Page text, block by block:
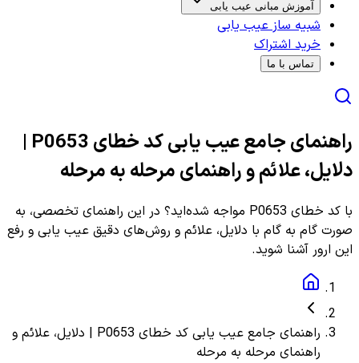
آموزش مبانی عیب یابی
شبیه ساز عیب یابی
خرید اشتراک
تماس با ما
راهنمای جامع عیب یابی کد خطای P0653 |
دلایل، علائم و راهنمای مرحله به مرحله
با کد خطای P0653 مواجه شده‌اید؟ در این راهنمای تخصصی، به
صورت گام به گام با دلایل، علائم و روش‌های دقیق عیب یابی و رفع
این ارور آشنا شوید.
راهنمای جامع عیب یابی کد خطای P0653 | دلایل، علائم و
راهنمای مرحله به مرحله